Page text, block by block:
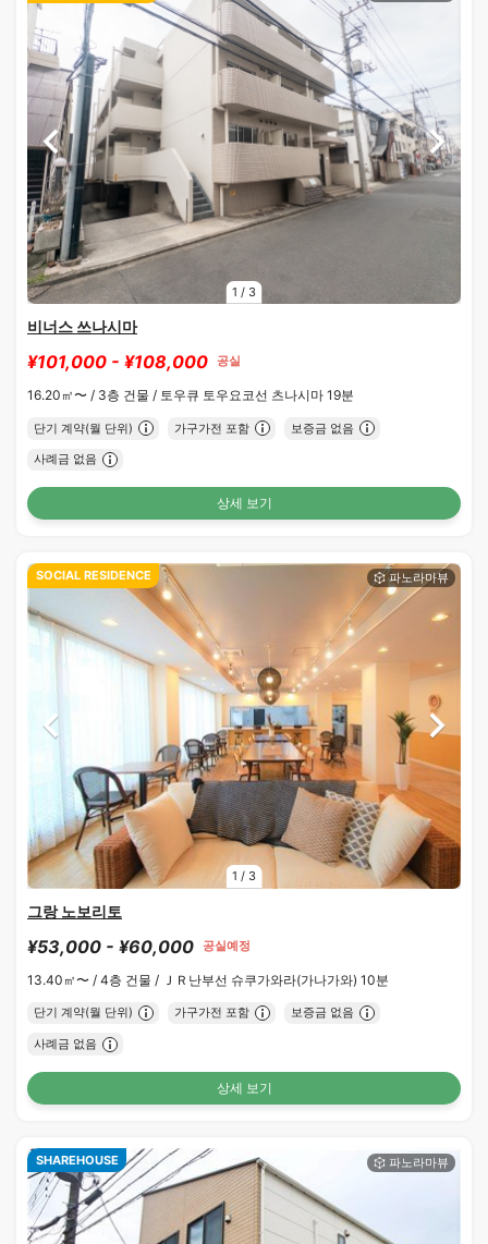
1 / 3
비너스 쓰나시마
¥101,000 - ¥108,000 공실
16.20㎡〜 / 3층 건물 / 토우큐 토우요코선 츠나시마 19분
단기 계약(월 단위) 가구가전 포함 보증금 없음
사례금 없음
상세 보기
1 / 3
SOCIAL RESIDENCE
그랑 노보리토
¥53,000 - ¥60,000 공실예정
13.40㎡〜 / 4층 건물 / ＪＲ난부선 슈쿠가와라(가나가와) 10분
단기 계약(월 단위) 가구가전 포함 보증금 없음
사례금 없음
상세 보기
SHAREHOUSE